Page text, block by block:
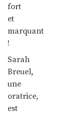
fort
et
marquant
!
Sarah
Breuel,
une
oratrice,
est